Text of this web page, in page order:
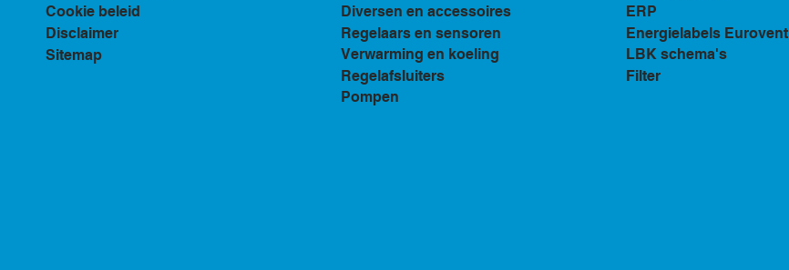
Cookie beleid
Disclaimer
Sitemap
Diversen en accessoires
Regelaars en sensoren
Verwarming en koeling
Regelafsluiters
Pompen
ERP
Energielabels Eurovent
LBK schema's
Filter